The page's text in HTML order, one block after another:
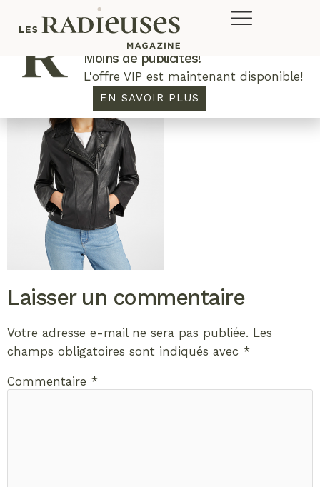
Laisser un commentaire
Votre adresse e-mail ne sera pas publiée. Les
champs obligatoires sont indiqués avec *
Commentaire *
Plus de concours. Plus de rabais.
Moins de publicités!
L'offre VIP est maintenant disponible!
EN SAVOIR PLUS